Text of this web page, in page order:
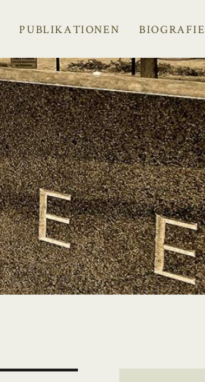
PUBLIKATIONEN BIOGRAFIE